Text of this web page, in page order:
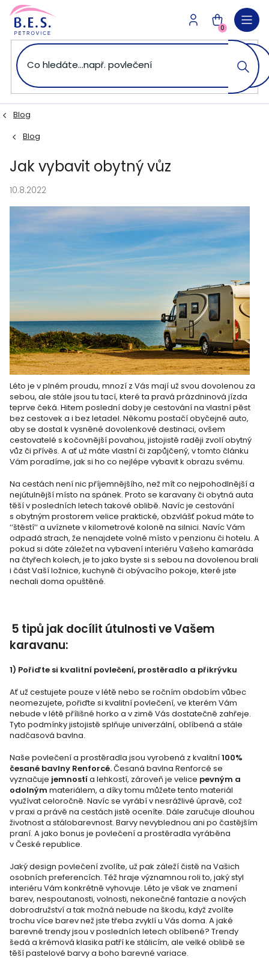
Přejít
obsah
NÁKUPNÍ
KOŠÍK
0
Blog
Blog
Jak vybavit obytný vůz
10.8.2022
Léto je v plném proudu, mnozí z Vás mají už svou dovolenou za
sebou, ale stále jsou tu tací, které ta pravá prázdninová jízda
teprve čeká. Hitem poslední doby je cestování na vlastní pěst
bez cestovek a i bez letadel. Někomu postačí obyčejné auto,
aby se dostal k vysněné dovolenkové destinaci, ovšem
cestovatelé s kočovnější povahou, jistojistě raději zvolí obytný
vůz či přívěs. A ať už máte vlastní či zapůjčený, v tomto článku
Vám poradíme, jak si ho co nejlépe vybavit k obrazu svému.
Na cestách není nic příjemnějšího, než mít co nejpohodlnější a
nejútulnější místo na spánek. Proto se karavany či obytná auta
těší v posledních letech takové oblibě. Navíc je cestování
s obytným prostorem velice praktické, obzvlášť pokud máte to
‘‘štěstí‘‘ a uvíznete v kilometrové koloně na silnici. Navíc Vám
odpadá strach, že nenajdete volné místo v penzionu či hotelu. A
pokud si dáte záležet na vybavení interiéru Vašeho kamaráda
na čtyřech kolech, je to jako byste si s sebou na dovolenou brali
i část Vaší ložnice, kuchyně či obývacího pokoje, které jste
nechali doma opuštěné.
5 tipů jak docílit útulnosti ve Vašem
karavanu:
1) Pořiďte si kvalitní povlečení, prostěradlo a přikrývku
Ať už cestujete pouze v létě nebo se ročním obdobím vůbec
neomezujete, pořiďte si kvalitní povlečení, ve kterém Vám
nebude v létě přílišné horko a v zimě Vás dostatečně zahřeje.
Tyto podmínky jistojistě splňuje univerzální, oblíbená a stále
nadčasová bavlna.
Naše povlečení a prostěradla jsou vyrobená z kvalitní100%
česané bavlny Renforcé.Česaná bavlna Renforcé se
vyznačuje jemnostía lehkostí, zároveň je velice pevným a
odolným materiálem, a díky tomu můžete tento materiál
využívat celoročně. Navíc se vyrábí v nesrážlivé úpravě, což
v praxi a právě na cestách jistě oceníte. Dále zaručuje dlouhou
životnost a stálobarevnost. Barvy nevyblednou ani po častějším
praní. A jako bonus je povlečení a prostěradla vyráběna
v České republice.
Jaký design povlečení zvolíte, už pak záleží čistě na Vašich
osobních preferencích. Též hraje významnou roli to, jaký styl
interiéru Vám konkrétně vyhovuje. Léto je však ve znamení
barev, nespoutanosti, volnosti, nekonečné fantazie a nových
dobrodružství a tak možná nebude na škodu, když zvolíte
trochu více barev než jste třeba zvyklí u Vás doma. A jaké
barevné trendy jsou v posledních letech oblíbené? Trendy
šedá a krémová klasika patří ke stálicím, ale velké oblibě se
těší pastelové barvy a boho barevné variace.